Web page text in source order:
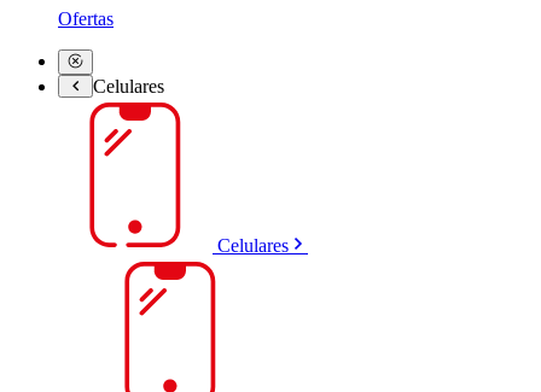
Ofertas
Celulares
Celulares